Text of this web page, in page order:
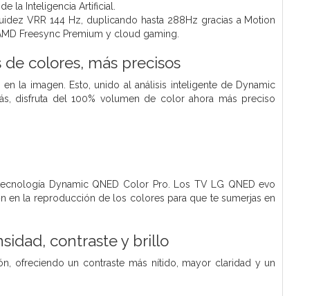
la Inteligencia Artificial.
VRR 144 Hz, duplicando hasta 288Hz gracias a Motion
Freesync Premium y cloud gaming.
colores, más precisos
la imagen. Esto, unido al análisis inteligente de Dynamic
disfruta del 100% volumen de color ahora más preciso
Dynamic QNED Color Pro. Los TV LG QNED evo
en la reproducción de los colores para que te sumerjas en
contraste y brillo
ofreciendo un contraste más nítido, mayor claridad y un